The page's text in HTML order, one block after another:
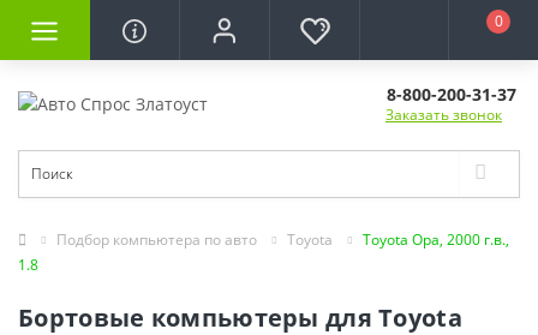
0
8-800-200-31-37
Заказать звонок
Подбор компьютера по авто Toyota
Toyota Opa, 2000 г.в.,
1.8
Бортовые компьютеры для Toyota